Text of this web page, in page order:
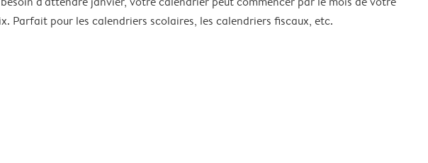
Parfait pour les calendriers scolaires, les calendriers fiscaux, etc.